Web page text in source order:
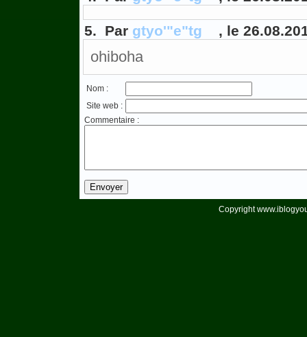
5. Par gtyo'"e"tg , le
ohiboha
Nom :
Site web :
Commentaire :
Copyright